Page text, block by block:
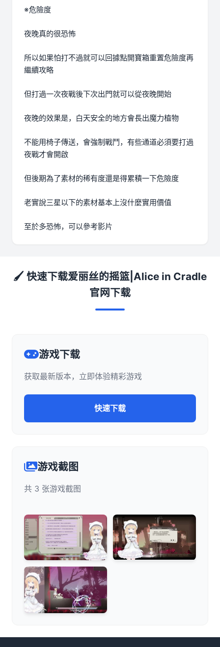
※危險度
夜晚真的很恐怖
所以如果怕打不過就可以回據點開寶箱重置危險度再
繼續攻略
但打過一次夜戰後下次出門就可以從夜晚開始
夜晚的效果是，白天安全的地方會長出魔力植物
不能用椅子傳送，會強制戰鬥，有些通道必須要打過
夜戰才會開啟
但後期為了素材的稀有度還是得累積一下危險度
老實說三星以下的素材基本上沒什麼實用價值
至於多恐怖，可以參考影片
🖌️ 快速下载爱丽丝的摇篮|Alice in Cradle
官网下载
游戏下载
获取最新版本，立即体验精彩游戏
快速下载
游戏截图
共 3 张游戏截图